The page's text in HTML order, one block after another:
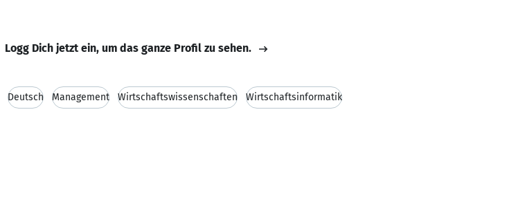
Logg Dich jetzt ein, um das ganze Profil zu sehen.
Deutsch Management Wirtschaftswissenschaften Wirtschaftsinformatik